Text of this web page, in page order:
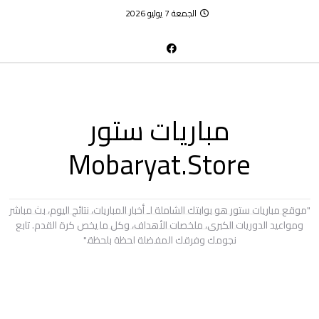
الجمعة 7 يوليو 2026
مباريات ستور
Mobaryat.Store
"موقع مباريات ستور هو بوابتك الشاملة لـ أخبار المباريات، نتائج اليوم، بث مباشر
ومواعيد الدوريات الكبرى، ملخصات الأهداف، وكل ما يخص كرة القدم. تابع
نجومك وفرقك المفضلة لحظة بلحظة."